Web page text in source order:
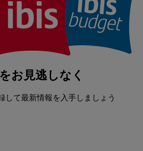
お見逃しなく
して最新情報を入手しましょう